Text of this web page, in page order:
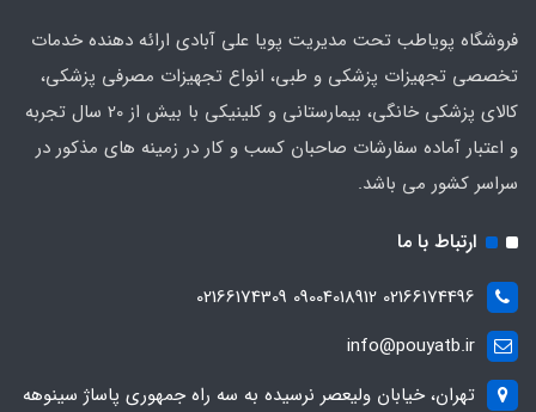
فروشگاه پویاطب تحت مدیریت پویا علی آبادی ارائه دهنده خدمات
تخصصی تجهیزات پزشکی و طبی، انواع تجهیزات مصرفی پزشکی،
کالای پزشکی خانگی، بیمارستانی و کلینیکی با بیش از 20 سال تجربه
و اعتبار آماده سفارشات صاحبان کسب و کار در زمینه های مذکور در
سراسر کشور می باشد.
ارتباط با ما
02166174496 09004018912 02166174309
info@pouyatb.ir
تهران، خیابان ولیعصر نرسیده به سه راه جمهوری پاساژ سینوهه